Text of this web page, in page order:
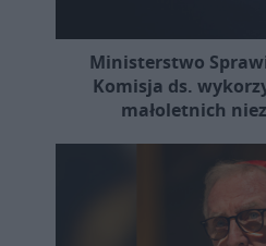
Ministerstwo
Komisja ds.
małoletnich